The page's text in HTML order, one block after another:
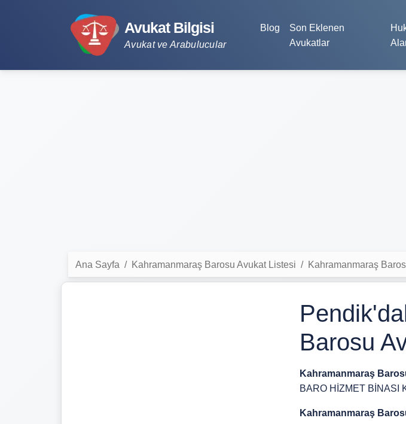
Avukat Bilgisi
Avukat ve Arabulucular
Blog
Son Eklenen
Avukatlar
Ana Sayfa Kahramanmaraş Barosu Avukat Listesi Kahramanmaraş
Barosu
Kahramanmaraş
BARO HİZMET BİNASI
Kahramanmaraş